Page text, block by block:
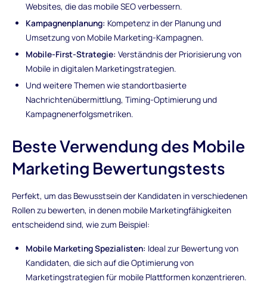
Websites, die das mobile SEO verbessern.
Kampagnenplanung: Kompetenz in der Planung und
Umsetzung von Mobile Marketing-Kampagnen.
Mobile-First-Strategie: Verständnis der Priorisierung von
Mobile in digitalen Marketingstrategien.
Und weitere Themen wie standortbasierte
Nachrichtenübermittlung, Timing-Optimierung und
Kampagnenerfolgsmetriken.
Beste Verwendung des Mobile
Marketing Bewertungstests
Perfekt, um das Bewusstsein der Kandidaten in verschiedenen
Rollen zu bewerten, in denen mobile Marketingfähigkeiten
entscheidend sind, wie zum Beispiel:
Mobile Marketing Spezialisten: Ideal zur Bewertung von
Kandidaten, die sich auf die Optimierung von
Marketingstrategien für mobile Plattformen konzentrieren.